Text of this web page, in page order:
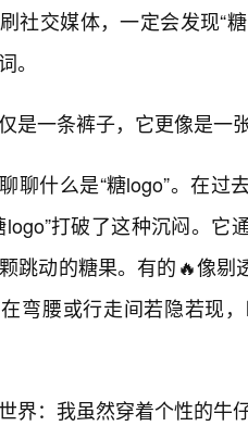
社交媒体，一定会发现“
。
是一条裤子，它更像是一
聊什么是“糖logo”。在
logo”打破了这种沉闷。
跳动的糖果。有的🔥像
弯腰或行走间若隐若现
界：我虽然穿着个性的牛